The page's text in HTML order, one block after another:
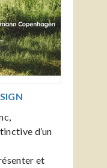
d’un
et